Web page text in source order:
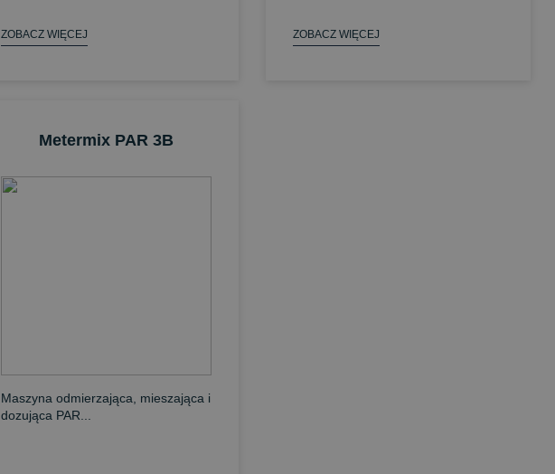
ZOBACZ WIĘCEJ ZOBACZ WIĘCEJ
Metermix PAR 3B
Maszyna odmierzająca, mieszająca i
dozująca PAR...